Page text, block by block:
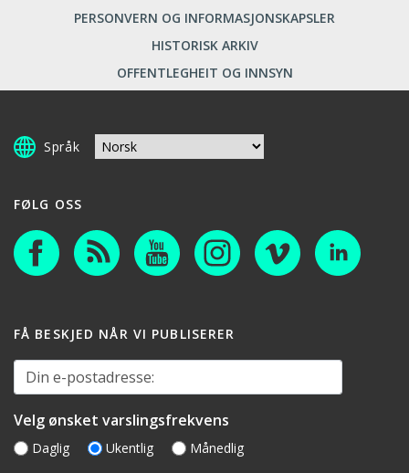
PERSONVERN OG INFORMASJONSKAPSLER
HISTORISK ARKIV
OFFENTLEGHEIT OG INNSYN
Språk
FØLG OSS
FÅ BESKJED NÅR VI PUBLISERER
Din e-postadresse:
Velg ønsket varslingsfrekvens
Daglig Ukentlig Månedlig